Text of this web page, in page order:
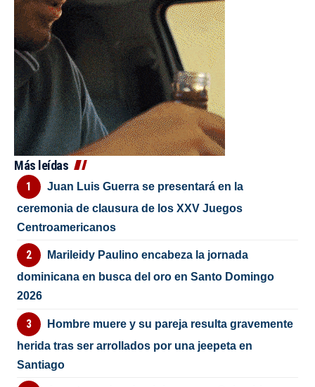
Más leídas
Juan Luis Guerra se presentará en la
ceremonia de clausura de los XXV Juegos
Centroamericanos
Marileidy Paulino encabeza la jornada
dominicana en busca del oro en Santo Domingo
2026
Hombre muere y su pareja resulta gravemente
herida tras ser arrollados por una jeepeta en
Santiago